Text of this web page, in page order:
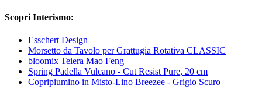
Scopri Interismo:
Esschert Design
Morsetto da Tavolo per Grattugia Rotativa CLASSIC
bloomix Teiera Mao Feng
Spring Padella Vulcano - Cut Resist Pure, 20 cm
Copripiumino in Misto-Lino Breezee - Grigio Scuro